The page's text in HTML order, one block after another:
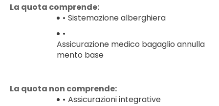
La quota comprende:
Sistemazione alberghiera
Assicurazione medico bagaglio annulla
mento base
La quota non comprende:
Assicurazioni integrative